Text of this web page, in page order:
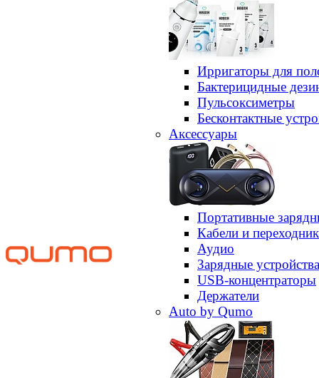
Ирригаторы для
Бактерицидные
Пульсоксиметры
Бесконтактные
Аксессуары
Портативные
Кабели и
Аудио
Зарядные устройства
USB-концентраторы
Держатели
Auto by Qumo